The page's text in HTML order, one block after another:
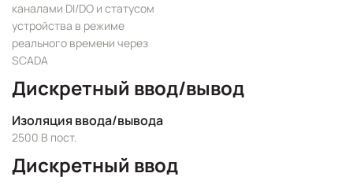
каналами DI/DO и статусом
устройства в режиме
реального времени через
SCADA
Дискретный ввод/вывод
Изоляция ввода/вывода
2500 В пост.
Дискретный ввод